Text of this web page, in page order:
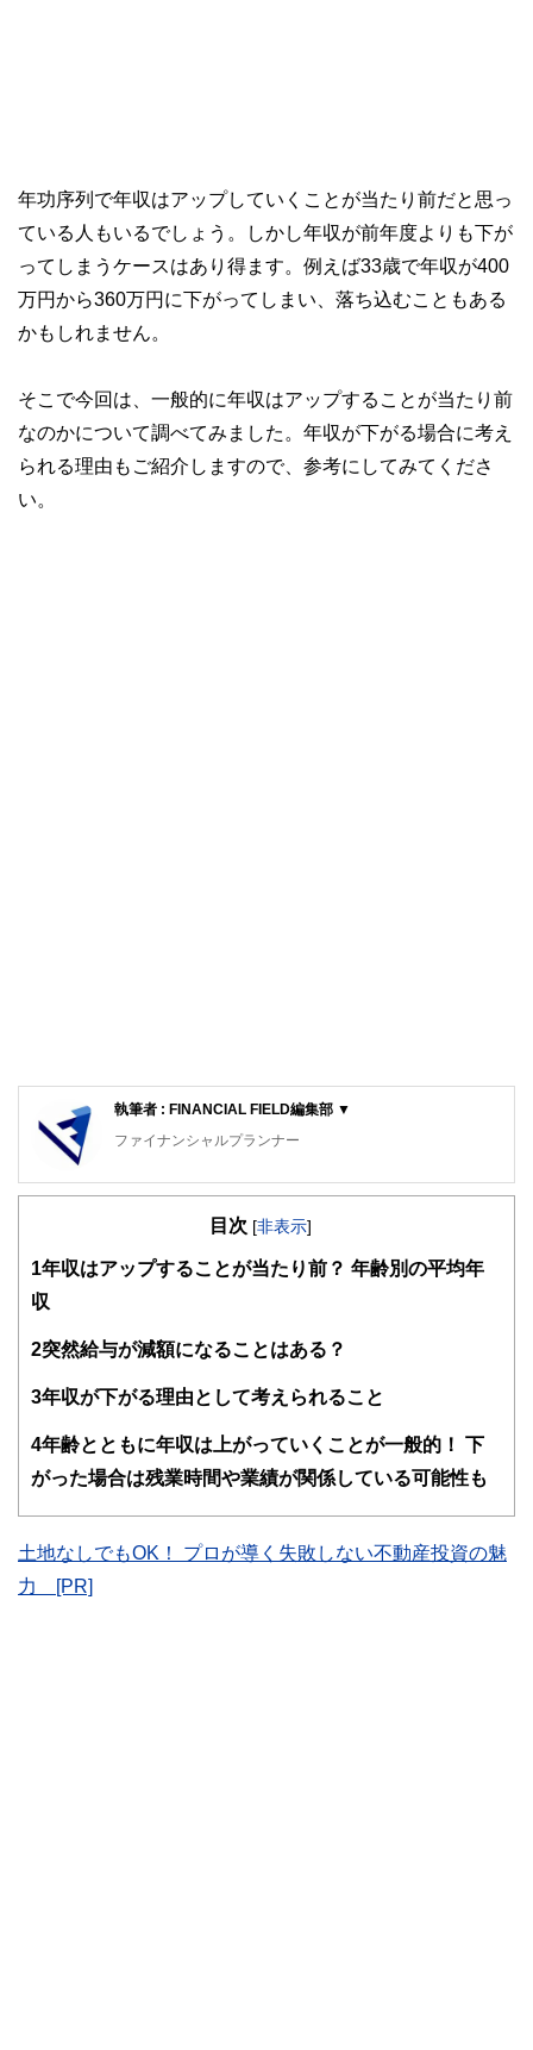
年功序列で年収はアップしていくことが当たり前だと思っ
ている人もいるでしょう。しかし年収が前年度よりも下が
ってしまうケースはあり得ます。例えば33歳で年収が400
万円から360万円に下がってしまい、落ち込むこともある
かもしれません。
そこで今回は、一般的に年収はアップすることが当たり前
なのかについて調べてみました。年収が下がる場合に考え
られる理由もご紹介しますので、参考にしてみてくださ
い。
執筆者 : FINANCIAL FIELD編集部 ▼
ファイナンシャルプランナー
FinancialField編集部は、金融、経済に関する記事を、日々
知識がない方でも理解できるようわかりやすく発信していま
関わることで、読者目線のコンテンツを追求しています。
FinancialFieldの特徴は、ファイナンシャルプランナー、弁
護士、税理士、宅地建物取引士、相続診断士、住宅ローンア
ドバイザー、DCプランナー、公認会計士、社会保険労務
士、行政書士、投資アナリスト、キャリアコンサルタントな
ど150名以上の有資格者を執筆者・監修者として迎え、むず
をわかりやすく発信している点です。
このように編集経験豊富なメンバーと金融や経済に精通した
目次 [非表示]
1 年収はアップすることが当たり前？ 年齢別の平均年
収
2突然給与が減額になることはある？
3年収が下がる理由として考えられること
4年齢とともに年収は上がっていくことが一般的！ 下
がった場合は残業時間や業績が関係している可能性も
土地なしでもOK！ プロが導く失敗しない不動産投資の魅
力 [PR]